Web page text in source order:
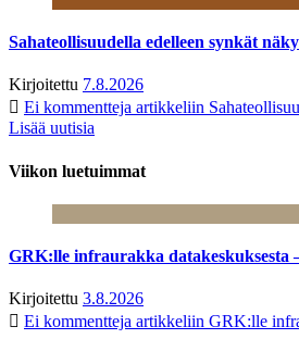
Sahateollisuudella edelleen synkät
Kirjoitettu 7.8.2026
Ei kommentteja artikkeliin
Lisää uutisia
Viikon luetuimmat
GRK:lle infraurakka datakeskuksesta
Kirjoitettu 3.8.2026
Ei kommentteja artikkeliin GRK:lle